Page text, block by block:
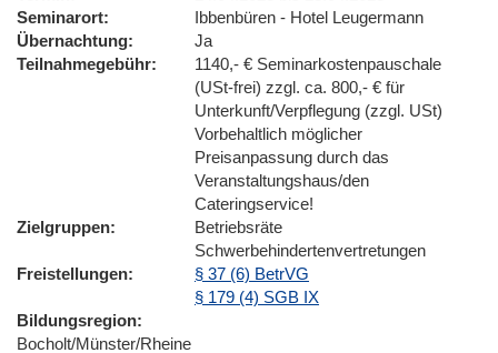
Seminarort
Ibbenbüren - Hotel Leugermann
Übernachtung
Ja
Teilnahmegebühr
1140,- € Seminarkostenpauschale
(USt-frei) zzgl. ca. 800,- € für
Unterkunft/Verpflegung (zzgl. USt)
Vorbehaltlich möglicher
Preisanpassung durch das
Veranstaltungshaus/den
Cateringservice!
Zielgruppen
Betriebsräte
Schwerbehindertenvertretungen
Freistellungen
§ 37 (6) BetrVG
§ 179 (4) SGB IX
Bildungsregion
Bocholt/Münster/Rheine